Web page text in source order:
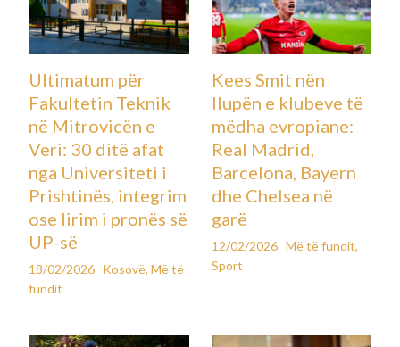
Kthesa e papritur në
negociata: Kush është “njeriu i
Trumpit për dronët” që po
ndërmjetëson paqen Ukrainë–
Rusi?